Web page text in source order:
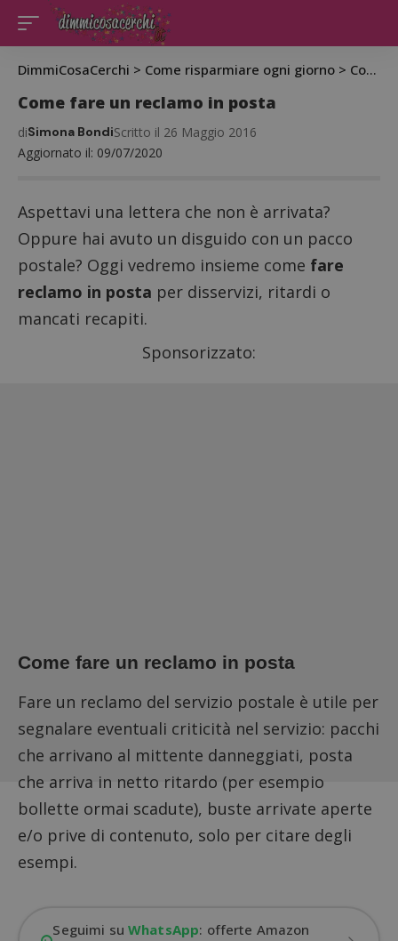
DimmiCosaCerchi > Come risparmiare ogni giorno > Come fare un reclamo in posta
Come fare un reclamo in posta
Aggiornato il: 09/07/2020
diSimona BondiScritto il 26 Maggio 2016
Aspettavi una lettera che non è arrivata?
Oppure hai avuto un disguido con un pacco
postale? Oggi vedremo insieme come fare
reclamo in posta per disservizi, ritardi o
mancati recapiti.
Sponsorizzato:
Come fare un reclamo in posta
Fare un reclamo del servizio postale è utile per
segnalare eventuali criticità nel servizio: pacchi
che arrivano al mittente danneggiati, posta
che arriva in netto ritardo (per esempio
bollette ormai scadute), buste arrivate aperte
e/o prive di contenuto, solo per citare degli
esempi.
Seguimi suWhatsApp: offerte Amazon